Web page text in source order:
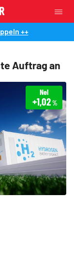
++
Auftrag an
Nel
+1,02%